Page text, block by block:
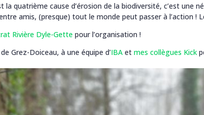
quatrième cause d’érosion de la biodiversité, c’est une
amis, (presque) tout le monde peut passer à l’action !
Rivière Dyle-Gette pour l’organisation !
Grez-Doiceau, à une équipe d’IBA etmes collègues Kick